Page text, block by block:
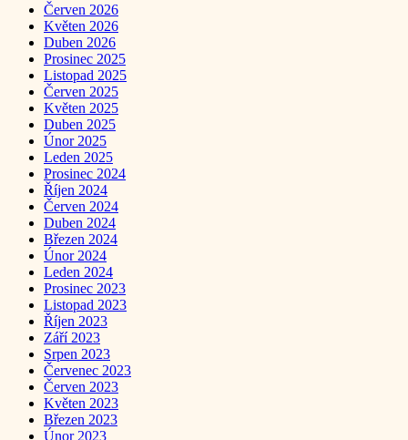
Červen 2026
Květen 2026
Duben 2026
Prosinec 2025
Listopad 2025
Červen 2025
Květen 2025
Duben 2025
Únor 2025
Leden 2025
Prosinec 2024
Říjen 2024
Červen 2024
Duben 2024
Březen 2024
Únor 2024
Leden 2024
Prosinec 2023
Listopad 2023
Říjen 2023
Září 2023
Srpen 2023
Červenec 2023
Červen 2023
Květen 2023
Březen 2023
Únor 2023